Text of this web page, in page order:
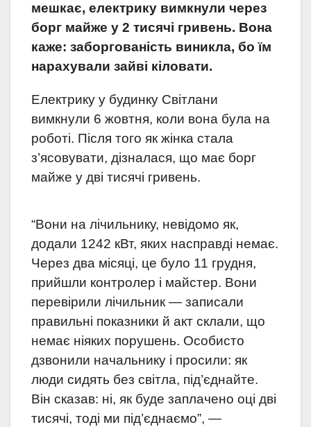
мешкає, електрику вимкнули через
борг майже у 2 тисячі гривень. Вона
каже: заборгованість виникла, бо їм
нарахували зайві кіловати.
Електрику у будинку Світлани
вимкнули 6 жовтня, коли вона була на
роботі. Після того як жінка стала
з’ясовувати, дізналася, що має борг
майже у дві тисячі гривень.
“Вони на лічильнику, невідомо як,
додали 1242 кВт, яких насправді немає.
Через два місяці, це було 11 грудня,
прийшли контролер і майстер. Вони
перевірили лічильник — записали
правильні показники й акт склали, що
немає ніяких порушень. Особисто
дзвонили начальнику і просили: як
люди сидять без світла, під’єднайте.
Він сказав: ні, як буде заплачено оці дві
тисячі, тоді ми під’єднаємо”, —